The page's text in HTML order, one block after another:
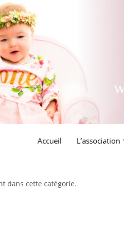
Accueil L’association
dans cette catégorie.